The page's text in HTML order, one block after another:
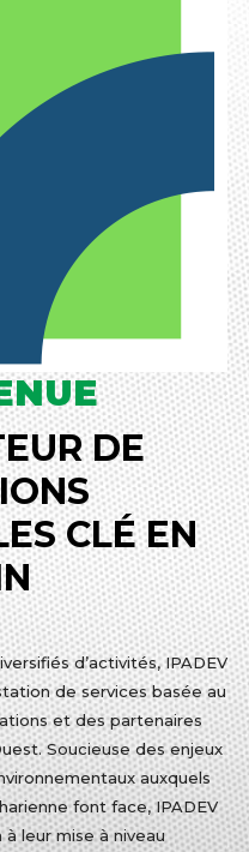
DE
CLÉ EN
d’activités, IPADEV
de services basée au
et des partenaires
Soucieuse des enjeux
auxquels
font face, IPADEV
leur mise à niveau